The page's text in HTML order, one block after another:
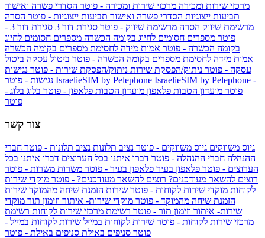
מרכזי שירות ומכירה מרכזי שירות ומכירה - פוטר הסדרי פשרה ואישור
תביעות ייצוגיות הסדרי פשרה ואישור תביעות ייצוגיות - פוטר הסרה
מרשימת שיווק הסרה מרשימת שיווק - פוטר סגירת דור 3
סגירת דור 3 -
פוטר מספרים חסומים לחיוג בקומה הכשרה מספרים חסומים לחיוג
בקומה הכשרה - פוטר אמות מידה לחסימת מספרים בקומה הכשרה
אמות מידה לחסימת מספרים בקומה הכשרה - פוטר ביטול עסקה ביטול
עסקה - פוטר ניתוק/הפסקת שירות ניתוק/הפסקת שירות - פוטר נגישות
IsraelieSIM by Pelephone IsraelieSIM by Pelephone -
פוטר מועדון הטבות פלאפון מועדון הטבות פלאפון - פוטר בלוג בלוג -
פוטר
צור קשר
גיוס משווקים גיוס משווקים - פוטר נציב תלונות נציב תלונות - פוטר חברי
ההנהלה חברי ההנהלה - פוטר דברו איתנו בכל הערוצים דברו איתנו בכל
הערוצים - פוטר פלאפון בעיר פלאפון בעיר - פוטר משרות משרות - פוטר
רוצים להשאר מעודכנים? רוצים להשאר מעודכנים? - פוטר מוקדי שירות
לקוחות מוקדי שירות לקוחות - פוטר שירות הזמנת שיחה מהמוקד שירות
הזמנת שיחה מהמוקד - פוטר מוקדי שירות- איתור וזימון תור מוקדי
שירות- איתור וזימון תור - פוטר רשימת מרכזי שירות לקוחות רשימת
מרכזי שירות לקוחות - פוטר שירות לקוחות במייל שירות לקוחות במייל -
פוטר סניפים באילת סניפים באילת - פוטר